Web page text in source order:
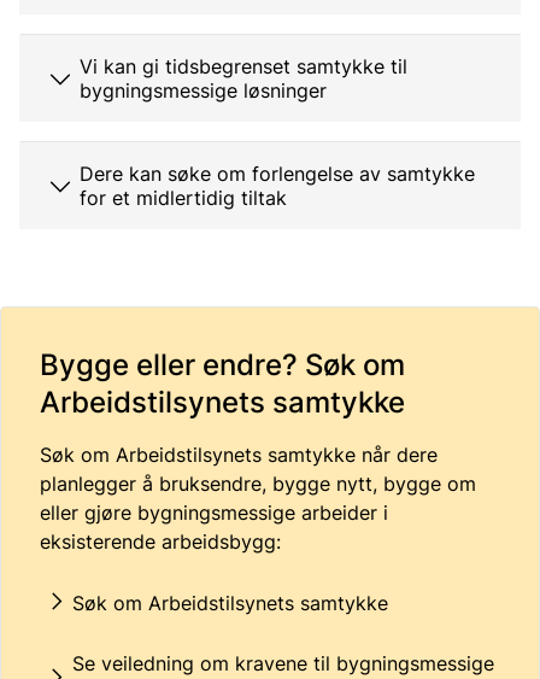
Vi kan gi tidsbegrenset samtykke til
bygningsmessige løsninger
Dere kan søke om forlengelse av samtykke
for et midlertidig tiltak
Bygge eller endre? Søk om
Arbeidstilsynets samtykke
Søk om Arbeidstilsynets samtykke når dere
planlegger å bruksendre, bygge nytt, bygge om
eller gjøre bygningsmessige arbeider i
eksisterende arbeidsbygg:
Søk om Arbeidstilsynets samtykke
Se veiledning om kravene til bygningsmessige